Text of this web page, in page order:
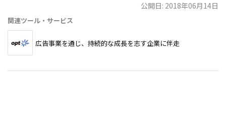
公開日: 2018年06月14日
関連ツール・サービス
広告事業を通じ、持続的な成長を志す企業に伴走